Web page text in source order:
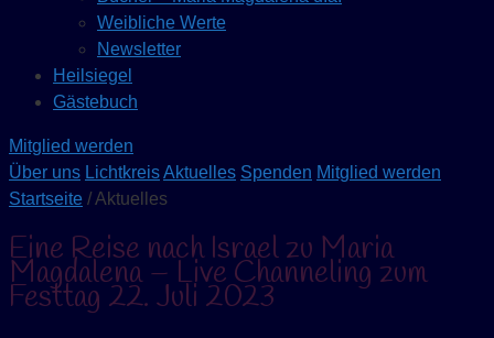
Weibliche Werte
Newsletter
Heilsiegel
Gästebuch
Mitglied werden
Über uns LichtkreisAktuelles Spenden Mitglied werden
Startseite / Aktuelles
Eine Reise nach Israel zu Maria
Magdalena – Live Channeling zum
Festtag 22. Juli 2023